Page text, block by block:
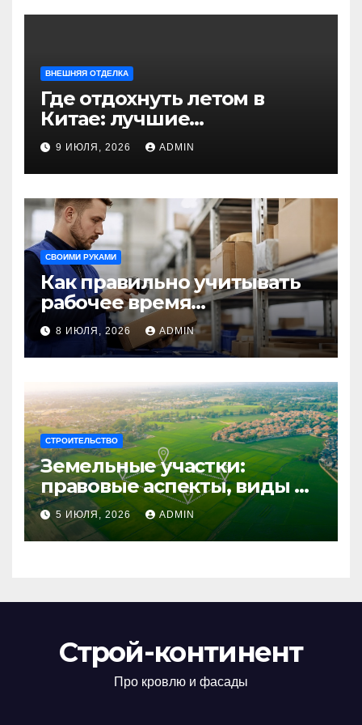
ВНЕШНЯЯ ОТДЕЛКА
Где отдохнуть летом в
Китае: лучшие
направления для
незабываемого
путешествия
9 ИЮЛЯ, 2026 ADMIN
СВОИМИ РУКАМИ
Как правильно учитывать
рабочее время
сотрудников: советы для
бизнеса
8 ИЮЛЯ, 2026 ADMIN
СТРОИТЕЛЬСТВО
Земельные участки:
правовые аспекты, виды и
возможности
использования
5 ИЮЛЯ, 2026 ADMIN
Строй-континент
Про кровлю и фасады